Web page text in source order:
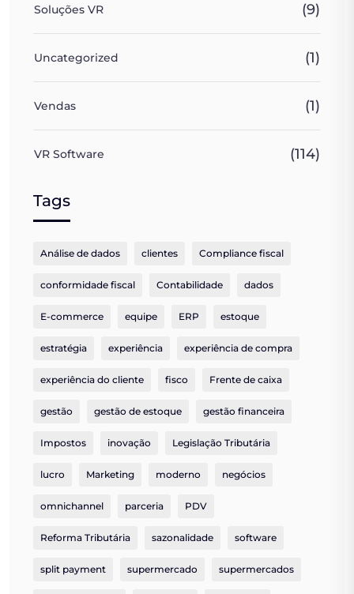
Soluções VR (9)
Uncategorized (1)
Vendas (1)
VR Software (114)
Tags
Análise de dados clientes Compliance fiscal
conformidade fiscal Contabilidade dados
E-commerce equipe ERP estoque
estratégia experiência experiência de compra
experiência do cliente fisco Frente de caixa
gestão gestão de estoque gestão financeira
Impostos inovação Legislação Tributária
lucro Marketing moderno negócios
omnichannel parceria PDV
Reforma Tributária sazonalidade software
split payment supermercado supermercados